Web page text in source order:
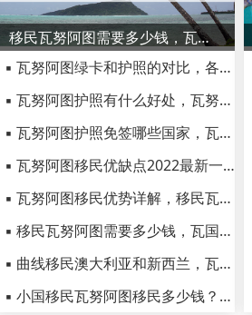
移民瓦努阿图需要多少钱，瓦国护照其它方面申请费用
▪ 瓦努阿图绿卡和护照的对比，各有优势看看哪种更适合你！
▪ 瓦努阿图护照有什么好处，瓦努阿图护照三大优势分析
▪ 瓦努阿图护照免签哪些国家，瓦努阿图免签国家列表
▪ 瓦努阿图移民优缺点2022最新一览，移民瓦努阿图政策详解
▪ 瓦努阿图移民优势详解，移民瓦努阿图真的好吗
▪ 移民瓦努阿图需要多少钱，瓦国护照其它方面申请费用
▪ 曲线移民澳大利亚和新西兰，瓦努阿图就是最好的跳板！
▪ 小国移民瓦努阿图移民多少钱？移民瓦努阿图费用详解！